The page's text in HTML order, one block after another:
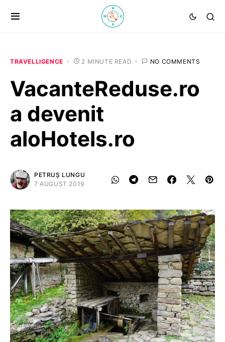
TRAVELLIGENCE 2 MINUTE READ NO COMMENTS
VacanteReduse.ro
a devenit
aloHotels.ro
PETRUȘ LUNGU
7 AUGUST 2019